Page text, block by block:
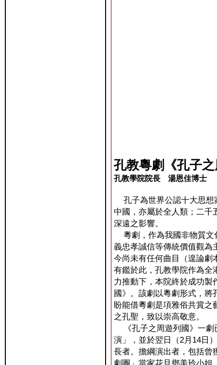
孔教粵劇《孔子
孔教學院院長 湯恩佳博士
孔子為世界公認十大思想
中國，亦屬於全人類；二千
深遠之影響。
粵劇，作為我國非物質文
義忠孝誠信等傳統價值觀
今尚未有任何曲目（遑論劇
有鑑於此，孔教學院作為全
力推動下，本院終於成功
國》。該劇以粵劇形式，
盼能借粵劇是項雅俗共賞
之孔聖，致以崇高敬意。
《孔子之周遊列國》一劇
演」，並於翌日（2月14日
長者。擔綱演出者，包括曾
劇團」當家花旦鄧美玲小姐